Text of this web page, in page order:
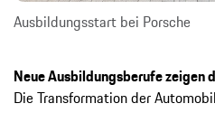
Ausbildungsstart bei Porsche
Neue Ausbildungsberufe zeigen
Die Transformation der